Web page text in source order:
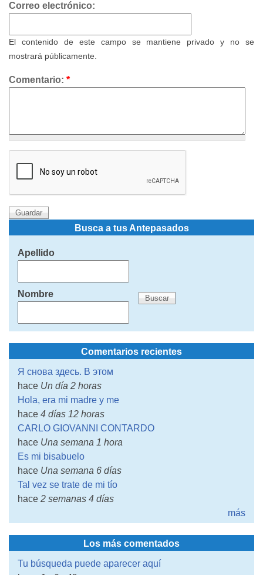
Correo electrónico:
El contenido de este campo se mantiene privado y no se
mostrará públicamente.
Comentario: *
Busca a tus Antepasados
Apellido
Nombre
Comentarios recientes
Я снова здесь. В этом
hace Un día 2 horas
Hola, era mi madre y me
hace 4 días 12 horas
CARLO GIOVANNI CONTARDO
hace Una semana 1 hora
Es mi bisabuelo
hace Una semana 6 días
Tal vez se trate de mi tío
hace 2 semanas 4 días
más
Los más comentados
Tu búsqueda puede aparecer aquí